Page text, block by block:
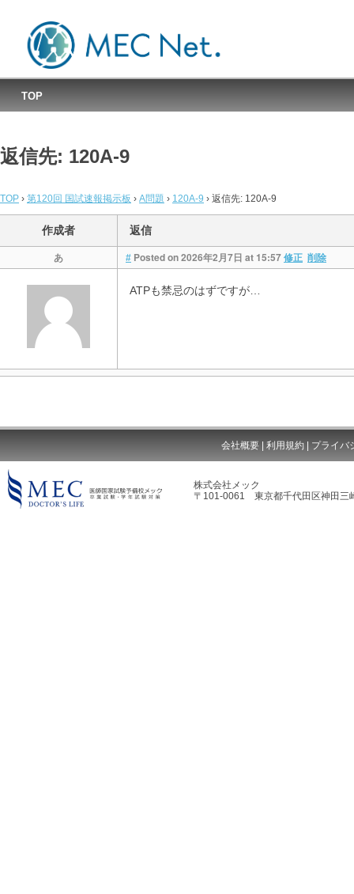
MEC国試速報掲示板
TOP
返信先: 120A-9
TOP › 第120回 国試速報掲示板 › A問題 › 120A-9 › 返信先: 120A-9
作成者 返信
あ # Posted on 2026年2月7日 at 15:57 修正 削除
ATPも禁忌のはずですが…
会社概要 | 利用規約 | プライバ
株式会社メック
〒101-0061 東京都千代田区神田三